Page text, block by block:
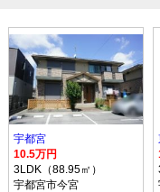
宇都宮
10.5万円
3LDK（88.95㎡）
宇都宮市今宮